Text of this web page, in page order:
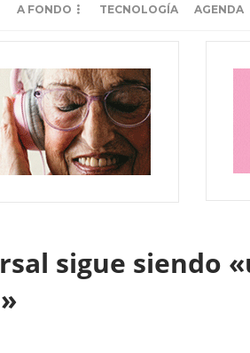
A FONDO TECNOLOGÍA AGENDA
sigue siendo